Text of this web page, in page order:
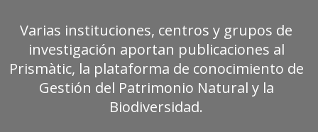
Varias instituciones, centros y grupos de
investigación aportan publicaciones al
Prismàtic, la plataforma de conocimiento de
Gestión del Patrimonio Natural y la
Biodiversidad.